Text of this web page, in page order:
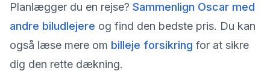
Planlægger du en rejse? Sammenlign Oscar med
andre biludlejere og find den bedste pris. Du kan
også læse mere om billeje forsikring for at sikre
dig den rette dækning.